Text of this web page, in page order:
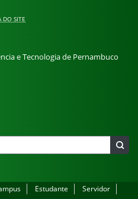
DO SITE
e Tecnologia de Pernambuco
Estudante
Servidor